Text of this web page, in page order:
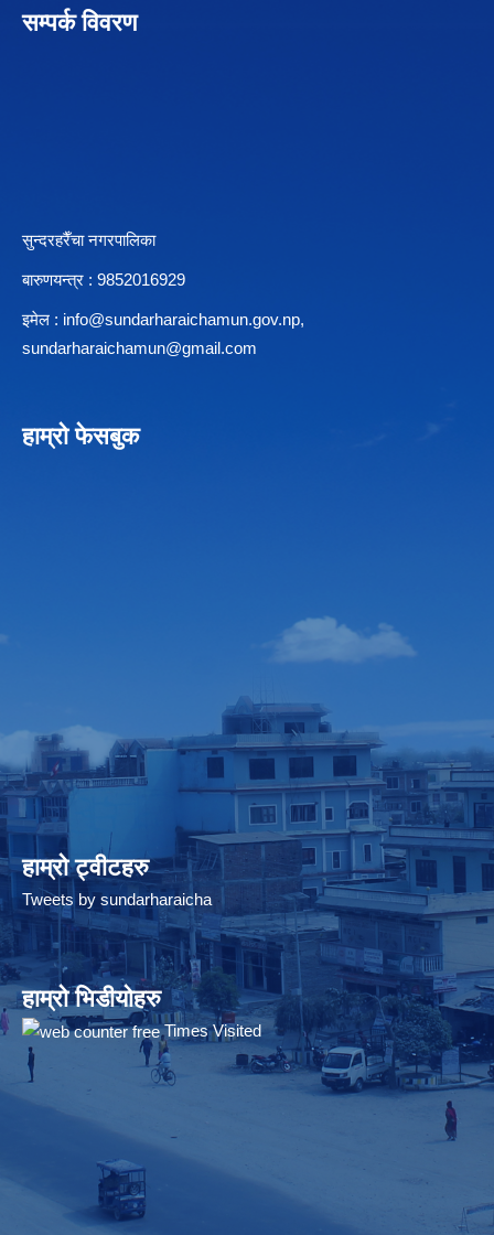
सम्पर्क विवरण
सुन्दरहरैँचा नगरपालिका
बारुणयन्त्र : 9852016929
इमेल : info@sundarharaichamun.gov.np,
sundarharaichamun@gmail.com
हाम्रो फेसबुक
हाम्रो ट्वीटहरु
Tweets by sundarharaicha
हाम्रो भिडीयोहरु
Times Visited